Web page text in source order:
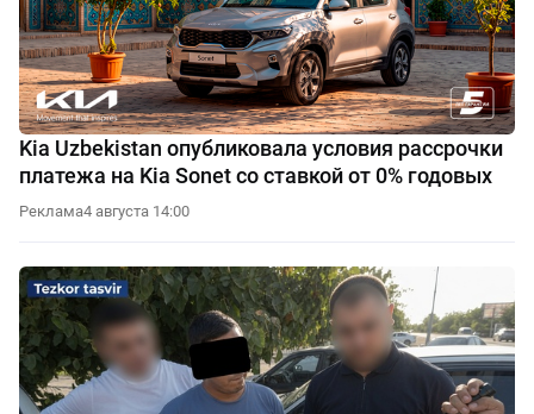
Kia Uzbekistan опубликовала условия рассрочки
платежа на Kia Sonet со ставкой от 0% годовых
Реклама4 августа 14:00